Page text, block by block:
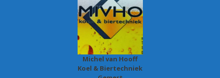
Michel van Hooff
Koel & Biertechniek